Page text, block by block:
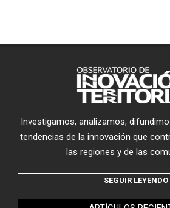
Investigamos, analizamos,
tendencias de la innovación que
las regiones y de las
SEGUIR LEYENDO